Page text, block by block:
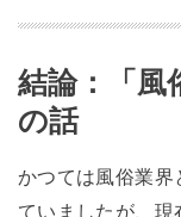
結論：「風
の話
かつては風俗業
ていましたが、